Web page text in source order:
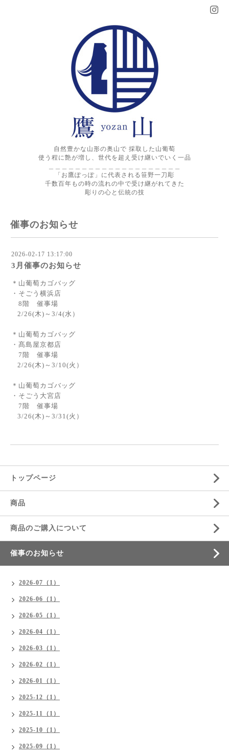
自然豊かな山形の奥山で 採取した山葡萄
使う程に艶が増し、世代を超え受け継いでいく一品
「お鷹ぽっぽ」に代表される笹野一刀彫
千数百年もの時の流れの中で受け継がれてきた
彫りの心と伝統の技
催事のお知らせ
2026-02-17 13:17:00
3月催事のお知らせ
＊山葡萄カゴバッグ
・そごう横浜店
8階 催事場
2/26(木)～3/4(水）
＊山葡萄カゴバッグ
・髙島屋京都店
7階 催事場
2/26(木)～3/10(火）
＊山葡萄カゴバッグ
・そごう大宮店
7階 催事場
3/26(木)～3/31(火）
トップページ
商品
商品のご購入について
催事のお知らせ
2026-07（1）
2026-06（1）
2026-05（1）
2026-04（1）
2026-03（1）
2026-02（1）
2026-01（1）
2025-12（1）
2025-11（1）
2025-10（1）
2025-09（1）